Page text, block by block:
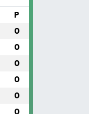
P
0
0
0
0
0
0